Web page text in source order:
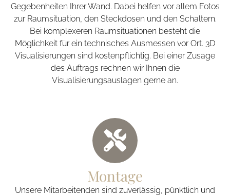
Gegebenheiten Ihrer Wand. Dabei helfen vor allem Fotos
zur Raumsituation, den Steckdosen und den Schaltern.
Bei komplexeren Raumsituationen besteht die
Möglichkeit für ein technisches Ausmessen vor Ort. 3D
Visualisierungen sind kostenpflichtig. Bei einer Zusage
des Auftrags rechnen wir Ihnen die
Visualisierungsauslagen gerne an.
Montage
Unsere Mitarbeitenden sind zuverlässig, pünktlich und